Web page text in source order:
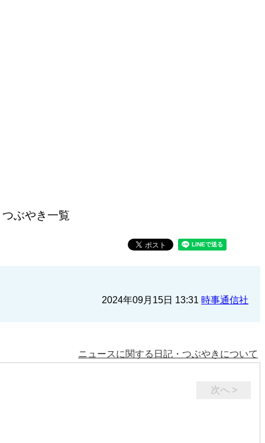
つぶやき一覧
2024年09月15日 13:31 時事通信社
ニュースに関する日記・つぶやきについて
次へ >